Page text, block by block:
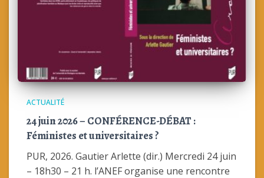
ACTUALITÉ
24 juin 2026 – CONFÉRENCE-DÉBAT :
Féministes et universitaires ?
PUR, 2026. Gautier Arlette (dir.) Mercredi 24 juin
– 18h30 – 21 h. l’ANEF organise une rencontre